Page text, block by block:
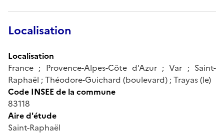
Localisation
Localisation
France ; Provence-Alpes-Côte d'Azur ; Var ; Saint-
Raphaël ; Théodore-Guichard (boulevard) ; Trayas (le)
Code INSEE de la commune
83118
Aire d'étude
Saint-Raphaël